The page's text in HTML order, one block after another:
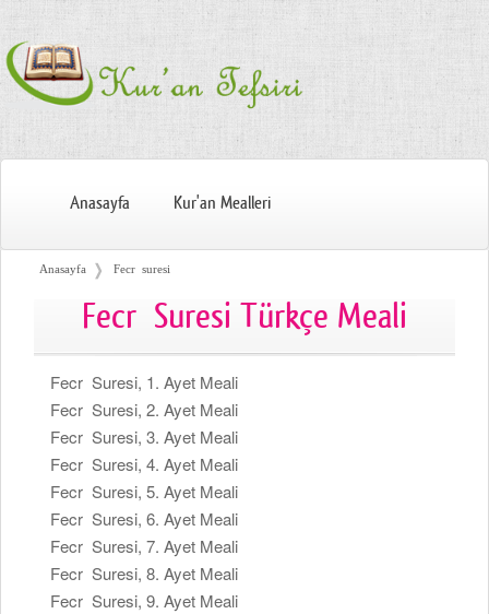
Anasayfa Kur'an Mealleri
Anasayfa ❭ Fecr suresi
Fecr Suresi Türkçe Meali
Fecr Suresi, 1. Ayet Meali
Fecr Suresi, 2. Ayet Meali
Fecr Suresi, 3. Ayet Meali
Fecr Suresi, 4. Ayet Meali
Fecr Suresi, 5. Ayet Meali
Fecr Suresi, 6. Ayet Meali
Fecr Suresi, 7. Ayet Meali
Fecr Suresi, 8. Ayet Meali
Fecr Suresi, 9. Ayet Meali